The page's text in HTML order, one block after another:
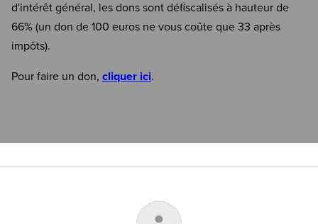
d'intérêt général, les dons sont défiscalisés à hauteur de
66% (un don de 100 euros ne vous coûte que 33 après
impôts).
Pour faire un don, cliquer ici.